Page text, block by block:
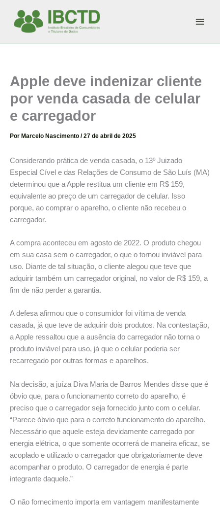
Apple deve indenizar cliente
por venda casada de celular
e carregador
Por Marcelo Nascimento /27 de abril de 2025
Considerando prática de venda casada, o 13º Juizado
Especial Cível e das Relações de Consumo de São Luís (MA)
determinou que a Apple restitua um cliente em R$ 159,
equivalente ao preço de um carregador de celular. Isso
porque, ao comprar o aparelho, o cliente não recebeu o
carregador.
A compra aconteceu em agosto de 2022. O produto chegou
em sua casa sem o carregador, o que o tornou inviável para
uso. Diante de tal situação, o cliente alegou que teve que
adquirir também um carregador original, no valor de R$ 159, a
fim de não perder a garantia.
A defesa afirmou que o consumidor foi vítima de venda
casada, já que teve de adquirir dois produtos. Na contestação,
a Apple ressaltou que a ausência do carregador não torna o
produto inviável para uso, já que o celular poderia ser
recarregado por outras formas e aparelhos.
Na decisão, a juíza Diva Maria de Barros Mendes disse que é
óbvio que, para o funcionamento correto do aparelho, é
preciso que o carregador seja fornecido junto com o celular.
“Parece óbvio que para o correto funcionamento do aparelho.
Necessário que aquele esteja devidamente carregado por
energia elétrica, o que somente ocorrerá de maneira eficaz, se
acoplado e utilizado o carregador que obrigatoriamente deve
acompanhar o produto. O carregador de energia é parte
integrante daquele.”
O não fornecimento importa em vantagem manifestamente